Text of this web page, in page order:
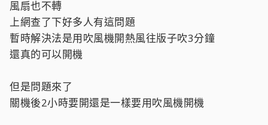
風扇也不轉
上網查了下好多人有這問題
暫時解決法是用吹風機開熱風往版子吹3分鐘
還真的可以開機
但是問題來了
關機後2小時要開還是一樣要用吹風機開機